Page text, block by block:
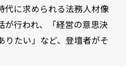
代に求められる法務人材像
が行われ、「経営の意思決
りたい」など、登壇者がそ